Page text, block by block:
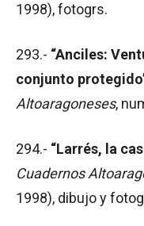
1998), fotogrs.
293.- “Anciles:
conjunto
Altoaragoneses,
294.- “Larrés, la
Cuadernos
1998), dibujo y